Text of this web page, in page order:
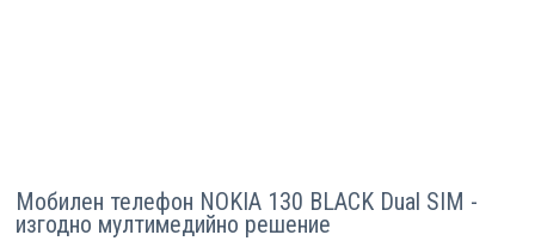
Мобилен телефон NOKIA 130 BLACK Dual SIM -
изгодно мултимедийно решение